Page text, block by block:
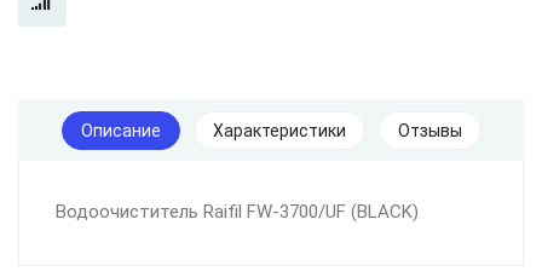
Описание Характеристики Отзывы
Водоочиститель Raifil FW-3700/UF (BLACK)